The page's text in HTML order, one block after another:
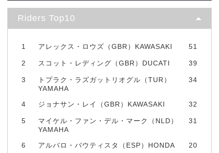
Riders Top10
1 アレックス・ロウズ（GBR）KAWASAKI 51
2 スコット・レディング（GBR）DUCATI 39
3
トプラク・ラズガットリオグル（TUR）
YAMAHA
34
4 ジョナサン・レイ（GBR）KAWASAKI 32
5
マイケル・ファン・デル・マーク（NLD）
YAMAHA
31
6 アルバロ・バウティスタ（ESP）HONDA 20